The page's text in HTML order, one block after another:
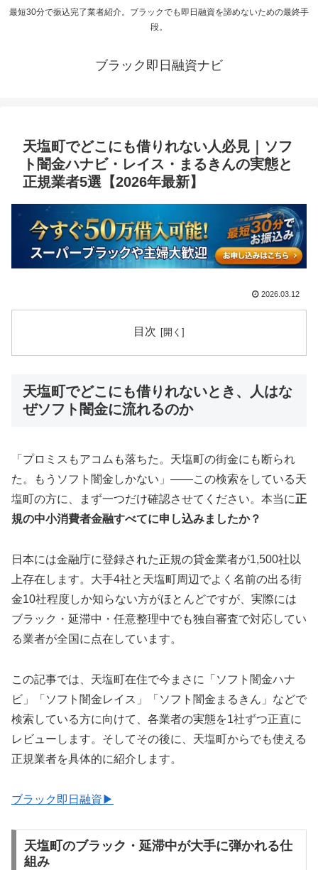
最短30分で振込完了業者紹介。ブラックでも即日融資を諦めないための最終手
段。
ブラック即日融資ナビ
天塩町でどこにも借りれない人必見｜ソフ
ト闇金ハナビ・レイス・まるきんの実態と
正規業者5選【2026年最新】
2026.03.12
目次
天塩町でどこにも借りれないとき、人はな
ぜソフト闇金に流れるのか
「プロミスもアコムも落ちた。天塩町の街金にも断られ
た。もうソフト闇金しかない」——この検索をしている天
塩町の方に、まず一つだけ確認させてください。本当に正
規の中小消費者金融すべてに申し込みましたか？
日本には金融庁に登録された正規の貸金業者が1,500社以
上存在します。大手4社と天塩町周辺でよく名前の出る街
金10社程度しか知らない方がほとんどですが、実際には
ブラック・延滞中・任意整理中でも独自審査で対応してい
る業者が全国に点在しています。
この記事では、天塩町在住で今まさに「ソフト闇金ハナ
ビ」「ソフト闇金レイス」「ソフト闇金まるきん」などで
検索している方に向けて、各業者の実態を1社ずつ正直に
レビューします。そしてその後に、天塩町からでも使える
正規業者を具体的に紹介します。
ブラック即日融資▶
天塩町のブラック・延滞中が大手に弾かれる仕
組み